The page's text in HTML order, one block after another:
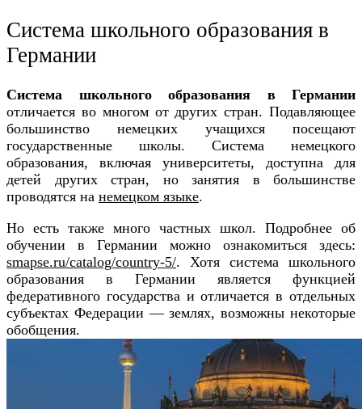
Система школьного образования в
Германии
Система школьного образования в Германии
отличается во многом от других стран. Подавляющее
большинство немецких учащихся посещают
государственные школы. Система немецкого
образования, включая университеты, доступна для
детей других стран, но занятия в большинстве
проводятся на немецком языке.
Но есть также много частных школ. Подробнее об
обучении в Германии можно ознакомиться здесь:
smapse.ru/catalog/country-5/. Хотя система школьного
образования в Германии является функцией
федеративного государства и отличается в отдельных
субъектах Федерации — землях, возможны некоторые
обобщения.